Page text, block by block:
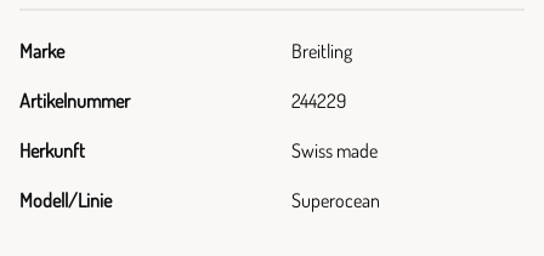
Marke Breitling
Artikelnummer 244229
Herkunft Swiss made
Modell/Linie Superocean